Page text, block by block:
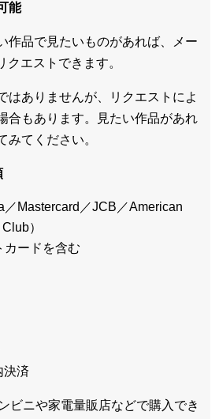
能
作品で見たいものがあれば、
メー
クエスト できます。
はありませんが、リクエストによ
合もあります。見たい作品があれ
みてください。
／Mastercard／JCB／American
）
カードを含む
決済
ビニや家電量販店などで購入でき